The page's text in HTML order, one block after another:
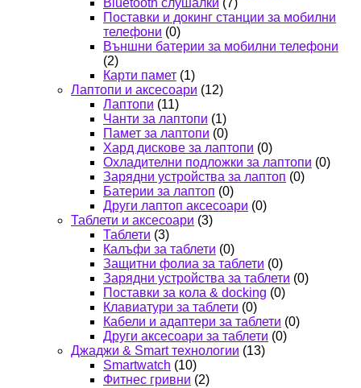
Bluetooth слушалки (7)
Поставки и докинг станции за мобилни
телефони (0)
Външни батерии за мобилни телефони
(2)
Карти памет (1)
Лаптопи и аксесоари (12)
Лаптопи (11)
Чанти за лаптопи (1)
Памет за лаптопи (0)
Хард дискове за лаптопи (0)
Охладителни подложки за лаптопи (0)
Зарядни устройства за лаптоп (0)
Батерии за лаптоп (0)
Други лаптоп аксесоари (0)
Таблети и аксесоари (3)
Таблети (3)
Калъфи за таблети (0)
Защитни фолиа за таблети (0)
Зарядни устройства за таблети (0)
Поставки за кола & docking (0)
Клавиатури за таблети (0)
Кабели и адаптери за таблети (0)
Други аксесоари за таблети (0)
Джаджи & Smart технологии (13)
Smartwatch (10)
Фитнес гривни (2)